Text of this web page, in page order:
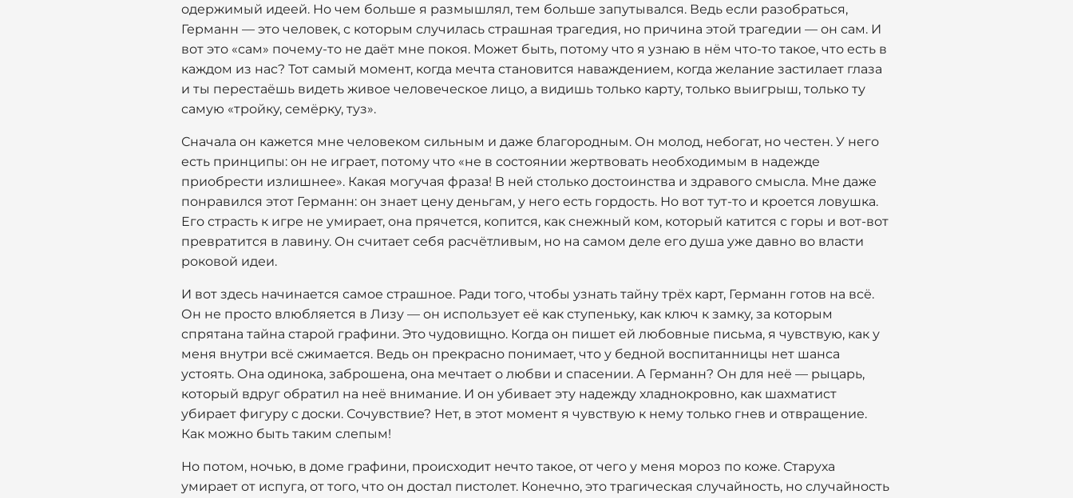
одержимый идеей. Но чем больше я размышлял, тем больше запутывался. Ведь если разобраться,
Германн — это человек, с которым случилась страшная трагедия, но причина этой трагедии — он сам. И
вот это «сам» почему-то не даёт мне покоя. Может быть, потому что я узнаю в нём что-то такое, что есть в
каждом из нас? Тот самый момент, когда мечта становится наваждением, когда желание застилает глаза
и ты перестаёшь видеть живое человеческое лицо, а видишь только карту, только выигрыш, только ту
самую «тройку, семёрку, туз».
Сначала он кажется мне человеком сильным и даже благородным. Он молод, небогат, но честен. У него
есть принципы: он не играет, потому что «не в состоянии жертвовать необходимым в надежде
приобрести излишнее». Какая могучая фраза! В ней столько достоинства и здравого смысла. Мне даже
понравился этот Германн: он знает цену деньгам, у него есть гордость. Но вот тут-то и кроется ловушка.
Его страсть к игре не умирает, она прячется, копится, как снежный ком, который катится с горы и вот-вот
превратится в лавину. Он считает себя расчётливым, но на самом деле его душа уже давно во власти
роковой идеи.
И вот здесь начинается самое страшное. Ради того, чтобы узнать тайну трёх карт, Германн готов на всё.
Он не просто влюбляется в Лизу — он использует её как ступеньку, как ключ к замку, за которым
спрятана тайна старой графини. Это чудовищно. Когда он пишет ей любовные письма, я чувствую, как у
меня внутри всё сжимается. Ведь он прекрасно понимает, что у бедной воспитанницы нет шанса
устоять. Она одинока, заброшена, она мечтает о любви и спасении. А Германн? Он для неё — рыцарь,
который вдруг обратил на неё внимание. И он убивает эту надежду хладнокровно, как шахматист
убирает фигуру с доски. Сочувствие? Нет, в этот момент я чувствую к нему только гнев и отвращение.
Как можно быть таким слепым!
Но потом, ночью, в доме графини, происходит нечто такое, от чего у меня мороз по коже. Старуха
умирает от испуга, от того, что он достал пистолет. Конечно, это трагическая случайность, но случайность